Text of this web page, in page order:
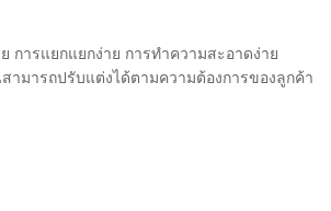
การแยกแยกง่าย การทําความสะอาดง่าย
ามารถปรับแต่งได้ตามความต้องการของลูกค้า